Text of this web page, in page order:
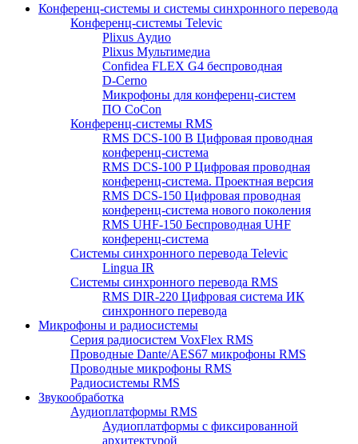
Конференц-системы и системы синхронного перевода
Конференц-системы Televic
Plixus Аудио
Plixus Мультимедиа
Confidea FLEX G4 беспроводная
D-Cerno
Микрофоны для конференц-систем
ПО CoCon
Конференц-системы RMS
RMS DCS-100 B Цифровая проводная
конференц-система
RMS DCS-100 P Цифровая проводная
конференц-система. Проектная версия
RMS DCS-150 Цифровая проводная
конференц-система нового поколения
RMS UHF-150 Беспроводная UHF
конференц-система
Системы синхронного перевода Televic
Lingua IR
Системы синхронного перевода RMS
RMS DIR-220 Цифровая система ИК
синхронного перевода
Микрофоны и радиосистемы
Серия радиосистем VoxFlex RMS
Проводные Dante/AES67 микрофоны RMS
Проводные микрофоны RMS
Радиосистемы RMS
Звукообработка
Аудиоплатформы RMS
Аудиоплатформы с фиксированной
архитектурой